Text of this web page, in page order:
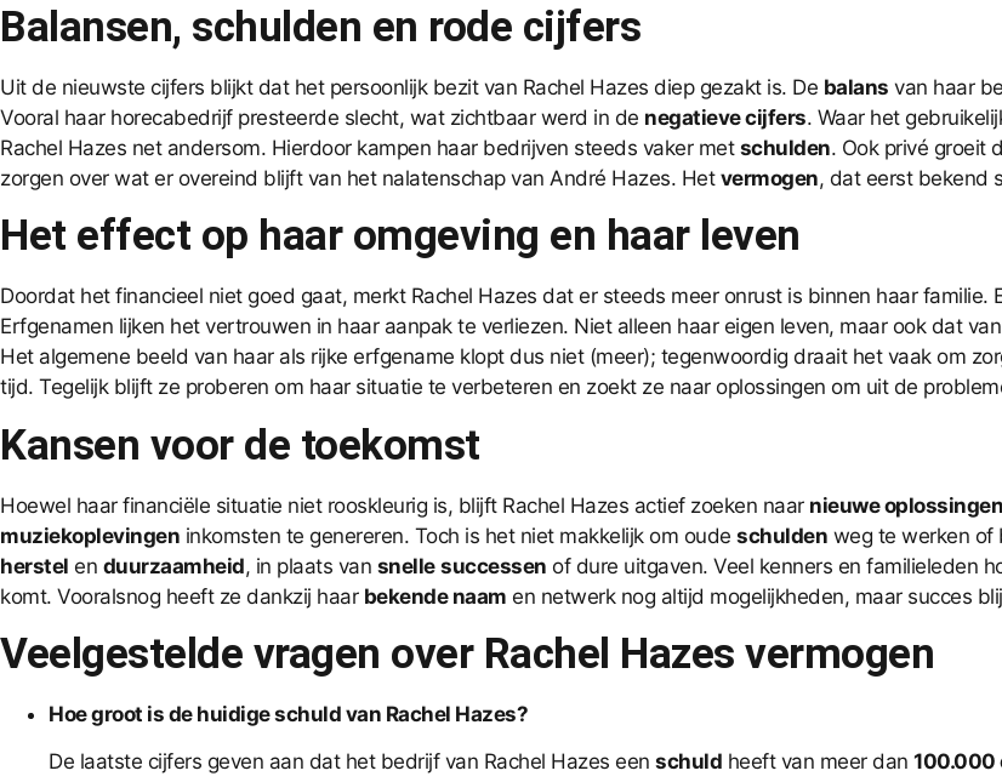
Balansen, schulden en rode cijfers
Uit de nieuwste cijfers blijkt dat het persoonlijk bezit van Rachel Hazes diep gezakt is. De balans van haar
Vooral haar horecabedrijf presteerde slecht, wat zichtbaar werd in de negatieve cijfers. Waar het
Rachel Hazes net andersom. Hierdoor kampen haar bedrijven steeds vaker met schulden. Ook privé groeit
zorgen over wat er overeind blijft van het nalatenschap van André Hazes. Het vermogen, dat eerst bekend
Het effect op haar omgeving en haar leven
Doordat het financieel niet goed gaat, merkt Rachel Hazes dat er steeds meer onrust is binnen haar
Erfgenamen lijken het vertrouwen in haar aanpak te verliezen. Niet alleen haar eigen leven, maar ook dat
Het algemene beeld van haar als rijke erfgename klopt dus niet (meer); tegenwoordig draait het vaak om
tijd. Tegelijk blijft ze proberen om haar situatie te verbeteren en zoekt ze naar oplossingen om uit de
Kansen voor de toekomst
Hoewel haar financiële situatie niet rooskleurig is, blijft Rachel Hazes actief zoeken naar nieuwe oplossingen
muziekoplevingen inkomsten te genereren. Toch is het niet makkelijk om oude schulden weg te werken of
herstel en duurzaamheid, in plaats van snelle successen of dure uitgaven. Veel kenners en familieleden
komt. Vooralsnog heeft ze dankzij haar bekende naam en netwerk nog altijd mogelijkheden, maar succes
Veelgestelde vragen over Rachel Hazes vermogen
Hoe groot is de huidige schuld van Rachel Hazes?
De laatste cijfers geven aan dat het bedrijf van Rachel Hazes een schuld heeft van meer dan 100.000